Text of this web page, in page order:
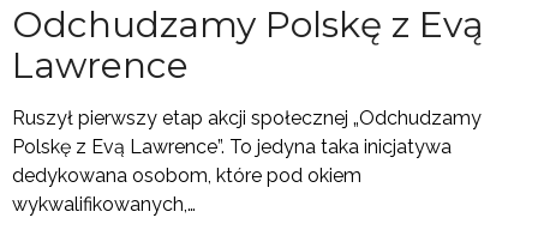
Odchudzamy Polskę z Evą
Lawrence
Ruszył pierwszy etap akcji społecznej „Odchudzamy
Polskę z Evą Lawrence”. To jedyna taka inicjatywa
dedykowana osobom, które pod okiem
wykwalifikowanych,…